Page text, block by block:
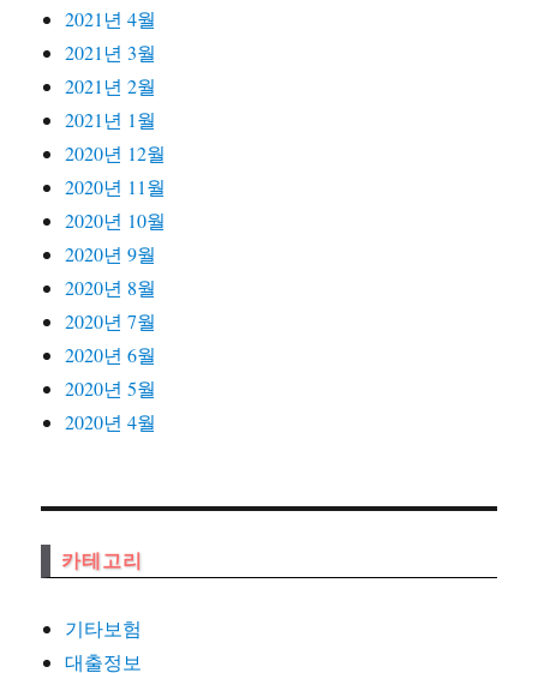
2021년 4월
2021년 3월
2021년 2월
2021년 1월
2020년 12월
2020년 11월
2020년 10월
2020년 9월
2020년 8월
2020년 7월
2020년 6월
2020년 5월
2020년 4월
카테고리
기타보험
대출정보